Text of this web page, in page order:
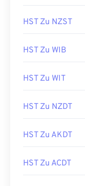
HST Zu NZST
HST Zu WIB
HST Zu WIT
HST Zu NZDT
HST Zu AKDT
HST Zu ACDT